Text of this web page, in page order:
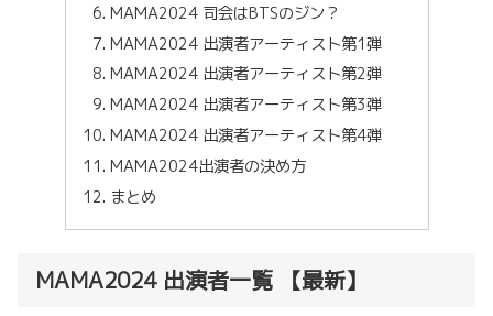
MAMA2024 司会はBTSのジン？
MAMA2024 出演者アーティスト第1弾
MAMA2024 出演者アーティスト第2弾
MAMA2024 出演者アーティスト第3弾
MAMA2024 出演者アーティスト第4弾
MAMA2024出演者の決め方
まとめ
MAMA2024 出演者一覧 【最新】